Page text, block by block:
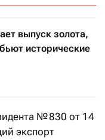
выпуск золота,
исторические
№ 830 от 14
экспорт